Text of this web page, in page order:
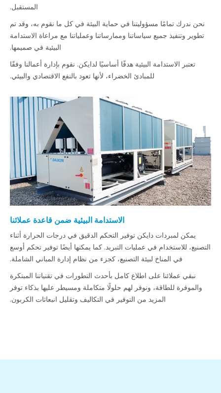
المستقبل.
نحن ندرك تمامًا مسؤوليتنا في حماية البيئة في كل ما نقوم به، وقد تم
تطوير وتنفيذ جميع سياساتنا وممارساتنا وعملياتنا مع مراعاة الاستدامة
البيئية في صميمها.
تعتبر الاستدامة البيئية هدفًا أساسيًا لدايكن. نقوم بإدارة أعمالنا وفقًا
للمبادئ الخضراء، لأنها تعود بالنفع الاقتصادي والبيئي.
الاستدامة البيئية ضمن قاعدة عملائنا
يمكن لمبردات دايكن توفير التحكم الدقيق في درجات الحرارة أثناء
التصنيع، للاستخدام في عمليات التبريد. كما يمكنها أيضًا توفير تحكم أوسع
في المناخ لبيئة التصنيع، كجزء من نظام إدارة المباني الشاملة.
نبقي عملائنا على اطلاع كامل بأحدث التطورات في تقنياتنا المبتكرة
والموفرة للطاقة، ونوفر لهم حلولًا متكاملة ومسيطر عليها بذكاء توفر
المزيد من التوفير في التكاليف وتقليل انبعاثات الكربون.